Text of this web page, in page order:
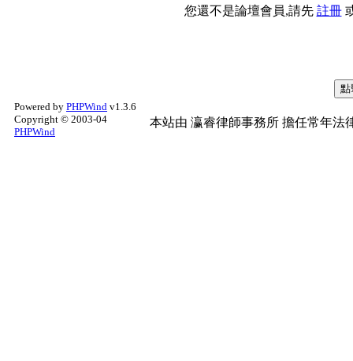
您還不是論壇會員,請先 註冊
Powered by PHPWind v1.3.6
Copyright © 2003-04
PHPWind
本站由 瀛睿律師事務所 擔任常年法